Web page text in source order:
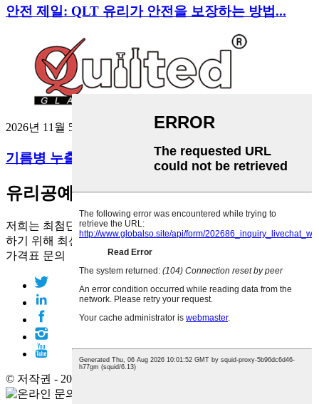
안전 제일: QLT 유리가 안전을 보장하는 방법...
2026년 11월 5일
기름병 누출 문제 해결: QLT 유리병 사용법...
유리공예가
저희는 최첨단 기술과 진심 어린 헌신으로 고객 여러분을 지원
하기 위해 최선을 다하고 있습니다.
가격표 문의
© 저작권 - 2010-2019 : 모든 권리 보유.